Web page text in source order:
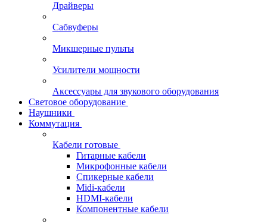
Драйверы
Сабвуферы
Микшерные пульты
Усилители мощности
Аксессуары для звукового оборудования
Световое оборудование
Наушники
Коммутация
Кабели готовые
Гитарные кабели
Микрофонные кабели
Спикерные кабели
Midi-кабели
HDMI-кабели
Компонентные кабели